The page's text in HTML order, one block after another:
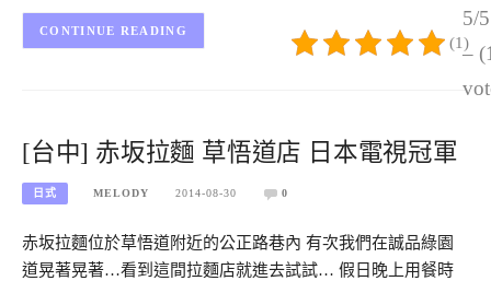
5/5
–
(1)
CONTINUE READING
[台中] 赤坂拉麵 草悟道店 日本電視冠軍
日式 MELODY 2014-08-30 0
赤坂拉麵位於草悟道附近的公正路巷內 有次我們在誠品綠園
道晃著晃著…看到這間拉麵店就進去試試… 假日晚上用餐時